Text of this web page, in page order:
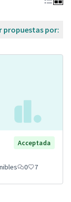
propuestas por:
Acceptada
0 7